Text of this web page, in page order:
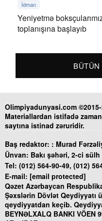
İdman
Yeniyetmə
toplanışına başlayıb
Olimpiyadunyasi.com
Materiallardan istifadə
saytına istinad zəruridir.
Baş redaktor: : Murad
Ünvan: Bakı şəhəri, 2-ci
Tel: (012) 564-90-49, (012)
E-mail: [email protected]
Qəzet Azərbaycan
Şəxslərin Dövlət Qeydiyyatı
qeydiyyatdan keçib.
BEYNƏLXALQ BANKI VÖEN